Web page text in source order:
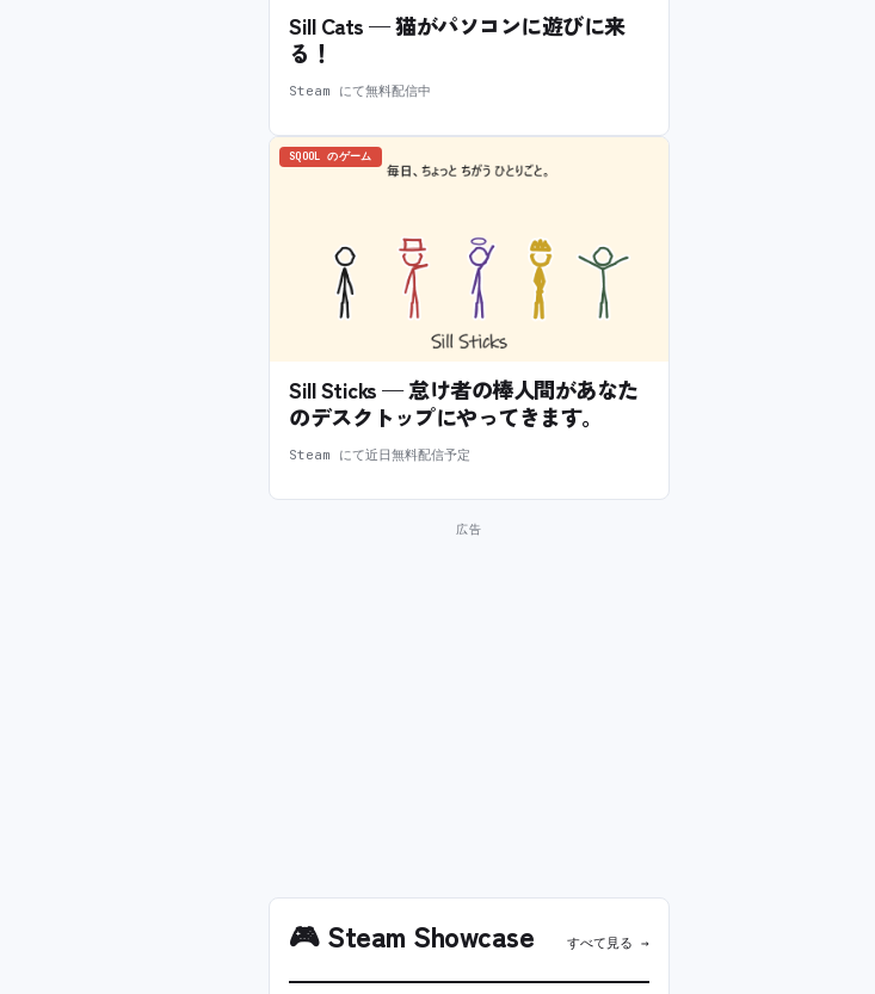
Sill Cats — 猫がパソコンに遊びに来
る！
Steam にて無料配信中
SQOOL のゲーム
Sill Sticks — 怠け者の棒人間があなた
のデスクトップにやってきます。
Steam にて近日無料配信予定
🎮Steam Showcase すべて見る →